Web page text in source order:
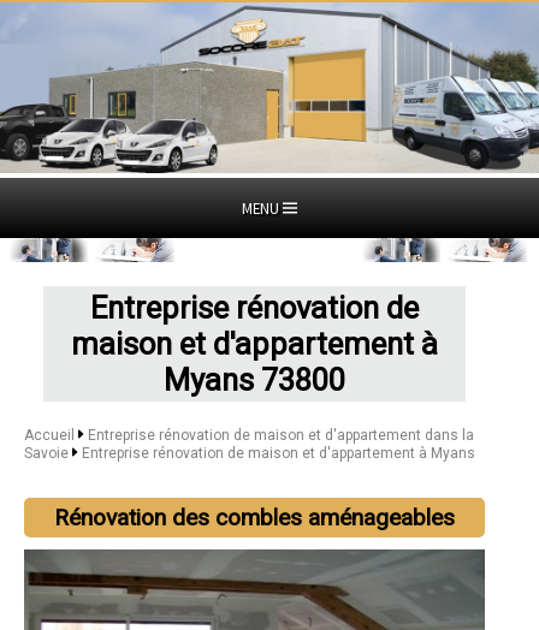
MENU
Entreprise rénovation de
maison et d'appartement à
Myans 73800
Accueil
Entreprise rénovation de maison et d'appartement dans la
Savoie
Entreprise rénovation de maison et d'appartement à Myans
Rénovation des combles aménageables